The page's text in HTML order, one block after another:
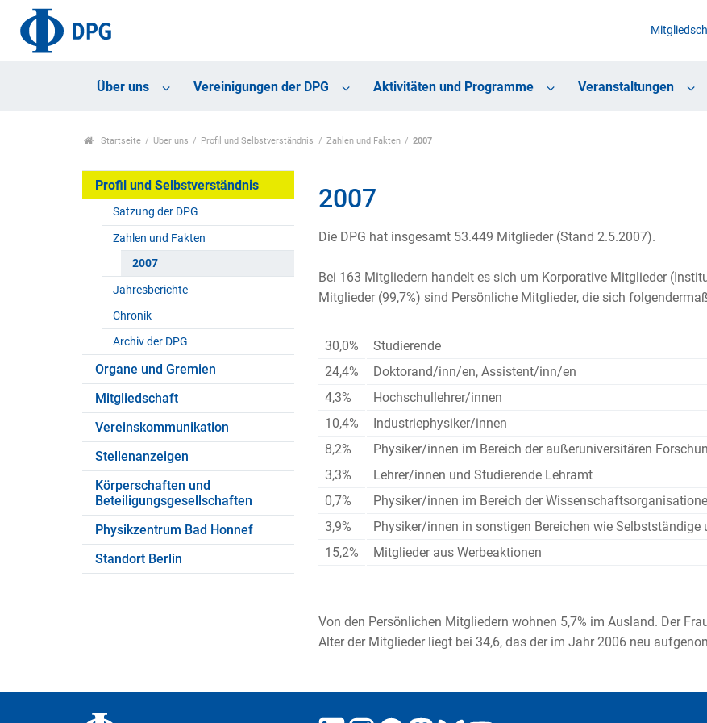
Über uns Vereinigungen der DPG Aktivitäten und Programme Veranstaltungen
Startseite Über uns Profil und Selbstverständnis Zahlen und Fakten 2007
Profil und Selbstverständnis
Satzung der DPG
Zahlen und Fakten
2007
Jahresberichte
Chronik
Archiv der DPG
Organe und Gremien
Mitgliedschaft
Vereinskommunikation
Stellenanzeigen
Körperschaften und
Beteiligungsgesellschaften
Physikzentrum Bad Honnef
Standort Berlin
2007
Die DPG hat insgesamt 53.449 Mitglieder (Stand 2.5.2007).
Bei 163 Mitgliedern handelt es sich um Korporative Mitglieder
Mitglieder (99,7%) sind Persönliche Mitglieder, die sich
30,0%
Studierende
24,4%
Doktorand/inn/en, Assistent/inn/en
4,3%
Hochschullehrer/innen
10,4%
Industriephysiker/innen
8,2%
Physiker/innen im Bereich der außeruniversitären
3,3%
Lehrer/innen und Studierende Lehramt
0,7%
Physiker/innen im Bereich der
3,9%
Physiker/innen in sonstigen Bereichen wie Selbstständige
15,2%
Mitglieder aus Werbeaktionen
Von den Persönlichen Mitgliedern wohnen 5,7% im Ausland. Der
Alter der Mitglieder liegt bei 34,6, das der im Jahr 2006 neu